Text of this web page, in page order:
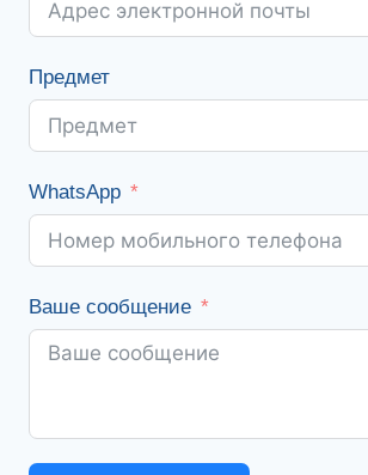
Предмет
WhatsApp
Ваше сообщение